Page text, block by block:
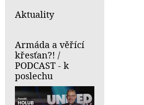
Aktuality
Armáda a věřící
křesťan?! /
PODCAST - k
poslechu